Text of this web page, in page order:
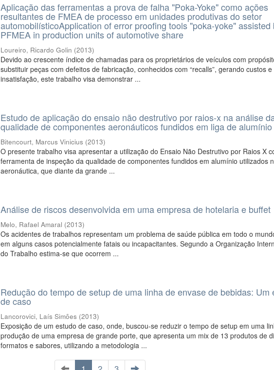
Aplicação das ferramentas a prova de falha "Poka-Yoke" como ações
resultantes de FMEA de processo em unidades produtivas do setor
automobilísticoApplication of error proofing tools "poka-yoke" assisted
PFMEA in production units of automotive share
Loureiro, Ricardo Golin (2013)
Devido ao crescente índice de chamadas para os proprietários de veículos com
substituir peças com defeitos de fabricação, conhecidos com “recalls”, gerando custos e
insatisfação, este trabalho visa demonstrar ...
Estudo de aplicação do ensaio não destrutivo por raios-x na análise
qualidade de componentes aeronáuticos fundidos em liga de alumínio
Bitencourt, Marcus Vinicius (2013)
O presente trabalho visa apresentar a utilização do Ensaio Não Destrutivo por Raios X
ferramenta de inspeção da qualidade de componentes fundidos em alumínio utilizados
aeronáutica, que diante da grande ...
Análise de riscos desenvolvida em uma empresa de hotelaria e buffet
Melo, Rafael Amaral (2013)
Os acidentes de trabalhos representam um problema de saúde pública em todo o
em alguns casos potencialmente fatais ou incapacitantes. Segundo a Organização
do Trabalho estima-se que ocorrem ...
Redução do tempo de setup de uma linha de envase de bebidas: Um
de caso
Lancorovici, Laís Simões (2013)
Exposição de um estudo de caso, onde, buscou-se reduzir o tempo de setup em uma
produção de uma empresa de grande porte, que apresenta um mix de 13 produtos de
formatos e sabores, utilizando a metodologia ...